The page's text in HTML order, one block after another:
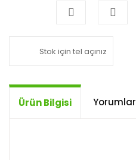
Stok için tel açınız
Ürün Bilgisi Yorumlar